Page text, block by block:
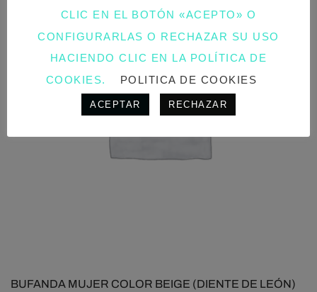
BUFANDA MUJER COLOR BEIGE (DIENTE DE LEÓN)
CLIC EN EL BOTÓN «ACEPTO» O
CONFIGURARLAS O RECHAZAR SU USO
HACIENDO CLIC EN LA POLÍTICA DE
COOKIES.
POLITICA DE COOKIES
ACEPTAR RECHAZAR